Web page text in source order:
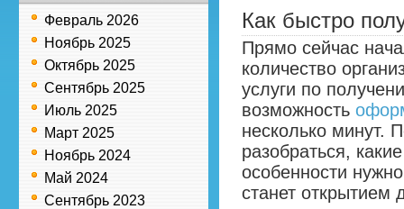
Февраль 2026
Ноябрь 2025
Октябрь 2025
Сентябрь 2025
Июль 2025
Март 2025
Ноябрь 2024
Май 2024
Сентябрь 2023
Как быстро
Прямо сейчас
количество
услуги по
возможность
несколько минут.
разобраться,
особенности
станет открытием